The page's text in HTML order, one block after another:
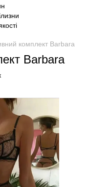
комплект Barbara
Barbara